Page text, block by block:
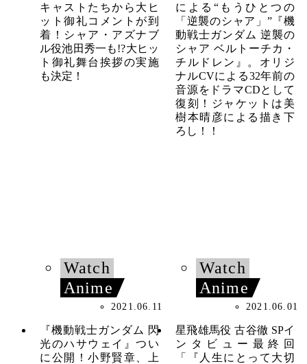
キャストたちから大ヒ
ット御礼コメントが到
着！シャア・アズナブ
ル役池田秀一も!?大ヒッ
ト御礼舞台挨拶の実施
も決定！
による“もうひとつの
「逆襲のシャア」”『機
動戦士ガンダム 逆襲の
シャア ベルトーチカ・
チルドレン』。オリジ
ナルCVによる32年前の
音源をドラマCDとして
復刻！ジャケットは美
樹本晴彦による描き下
ろし！！
Watch
Anime
2021.06.11
『機動戦士ガンダム 閃
光のハサウェイ』つい
に公開！小野賢章、上
Watch
Anime
2021.06.01
星飛雄馬役 古谷徹 SPイ
ンタビュー最終回
「『人生にとって大切